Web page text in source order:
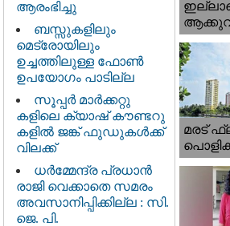
ആരംഭിച്ചു
ബസ്സുകളിലും
മെട്രോയിലും
ഉച്ചത്തിലുള്ള ഫോൺ
ഉപയോഗം പാടില്ല
സൂപ്പർ മാർക്കറ്റു
കളിലെ ക്യാഷ് കൗണ്ടറു
കളിൽ ജങ്ക് ഫുഡുകൾക്ക്
വിലക്ക്
ധര്‍മ്മേന്ദ്ര പ്രധാൻ
രാജി വെക്കാതെ സമരം
അവസാനിപ്പിക്കില്ല : സി.
ജെ. പി.
മരട്